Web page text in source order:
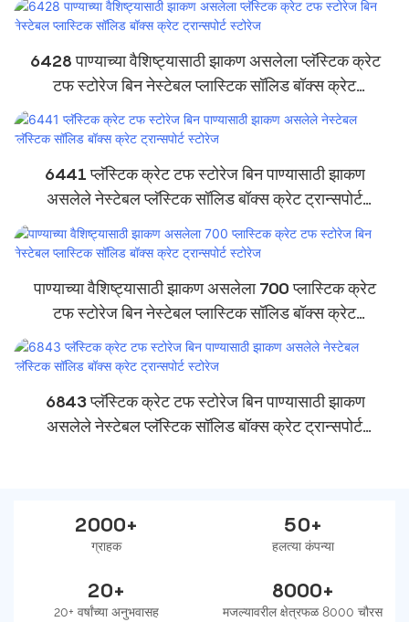
6428 पाण्याच्या वैशिष्ट्यासाठी झाकण असलेला प्लॅस्टिक क्रेट
टफ स्टोरेज बिन नेस्टेबल प्लास्टिक सॉलिड बॉक्स क्रेट
ट्रान्सपोर्ट स्टोरेज
6441 प्लॅस्टिक क्रेट टफ स्टोरेज बिन पाण्यासाठी झाकण
असलेले नेस्टेबल प्लॅस्टिक सॉलिड बॉक्स क्रेट ट्रान्सपोर्ट
स्टोरेज
पाण्याच्या वैशिष्ट्यासाठी झाकण असलेला 700 प्लास्टिक क्रेट
टफ स्टोरेज बिन नेस्टेबल प्लास्टिक सॉलिड बॉक्स क्रेट
ट्रान्सपोर्ट स्टोरेज
6843 प्लॅस्टिक क्रेट टफ स्टोरेज बिन पाण्यासाठी झाकण
असलेले नेस्टेबल प्लॅस्टिक सॉलिड बॉक्स क्रेट ट्रान्सपोर्ट
2000+
ग्राहक
50+
हलत्या कंपन्या
20+
20+ वर्षांच्या अनुभवासह
8000+
मजल्यावरील क्षेत्रफळ 8000 चौरस